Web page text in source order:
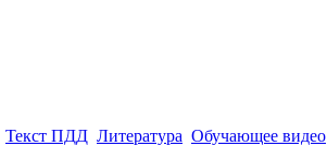
Текст ПДД Литература Обучающее видео